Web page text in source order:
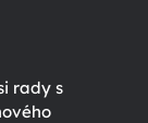
rady s